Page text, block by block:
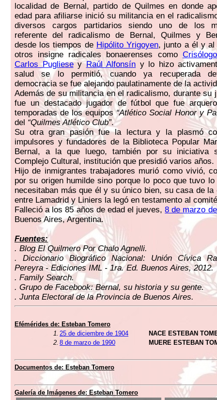
localidad de Bernal, partido de Quilmes en donde
edad para afiliarse inició su militancia en el
diversos cargos partidarios siendo uno de los
referente del radicalismo de Bernal, Quilmes y
desde los tiempos de Hipólito Yrigoyen, junto a él y al
otros insigne radicales bonaerenses como
Carlos PuglieseyRaúl Alfonsín y lo hizo
salud se lo permitió, cuando ya recuperada
democracia se fue alejando paulatinamente de la
Además de su militancia en el radicalismo, durante su
fue un destacado jugador de fútbol que fue
temporadas de los equipos“Atlético Social Honor y
del “Quilmes Atlético Club”.
Su otra gran pasión fue la lectura y la plasmó
impulsores y fundadores de la Biblioteca Popular
Bernal, a la que luego, también por su iniciativa
Complejo Cultural, institución que presidió varios años.
Hijo de inmigrantes trabajadores murió como vivió,
por su origen humilde sino porque lo poco que tuvo
necesitaban más que él y su único bien, su casa de
entre Lamadrid y Liniers la legó en testamento al
Falleció a los 85 años de edad el jueves,8 de marzo
Buenos Aires, Argentina.
Fuentes:
. Blog El Quilmero Por Chalo Agnelli.
. Diccionario Biográfico Nacional: Unión Cívica
Pereyra - Ediciones IML - 1ra. Ed. Buenos Aires, 2012.
. Family Search.
. Grupo de Facebook: Bernal, su historia y su gente.
. Junta Electoral de la Provincia de Buenos Aires.
Efémérides de: Esteban Tomero
1. 25 de diciembre de 1904
NACE ESTEBAN
2. 8 de marzo de 1990 MUERE ESTEBAN
Documentos de: Esteban Tomero
Galería de Imágenes de: Esteban Tomero